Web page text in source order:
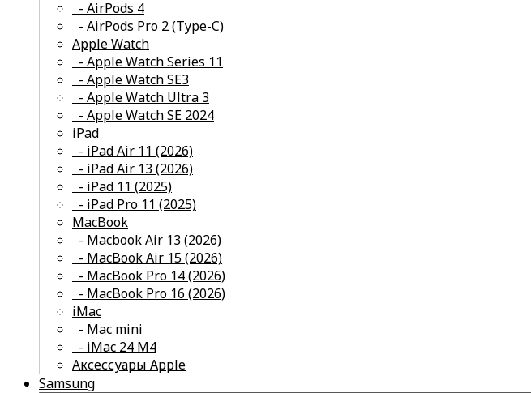
- AirPods 4
- AirPods Pro 2 (Type-C)
Apple Watch
- Apple Watch Series 11
- Apple Watch SE3
- Apple Watch Ultra 3
- Apple Watch SE 2024
iPad
- iPad Air 11 (2026)
- iPad Air 13 (2026)
- iPad 11 (2025)
- iPad Pro 11 (2025)
MacBook
- Macbook Air 13 (2026)
- MacBook Air 15 (2026)
- MacBook Pro 14 (2026)
- MacBook Pro 16 (2026)
iMac
- Mac mini
- iMac 24 M4
Аксессуары Apple
Samsung